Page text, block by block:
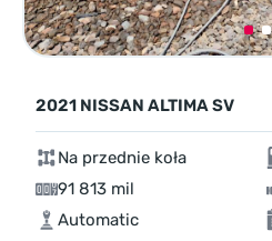
2021 NISSAN ALTIMA SV
Na przednie koła
91 813 mil
Automatic